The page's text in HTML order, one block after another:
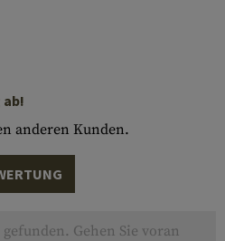
ab!
anderen Kunden.
Gehen Sie voran